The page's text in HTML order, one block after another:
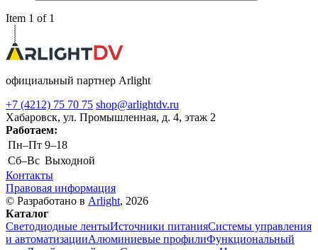
Item 1 of 1
официальный партнер Arlight
+7 (4212) 75 70 75 shop@arlightdv.ru
Хабаровск, ул. Промышленная, д. 4, этаж 2
Работаем:
Пн–Пт 9–18
Cб–Вс Выходной
Контакты
Правовая информация
© Разработано в Arlight, 2026
Каталог
Светодиодные лентыИсточники питанияСистемы управления
и автоматизацииАлюминиевые профилиФункциональный